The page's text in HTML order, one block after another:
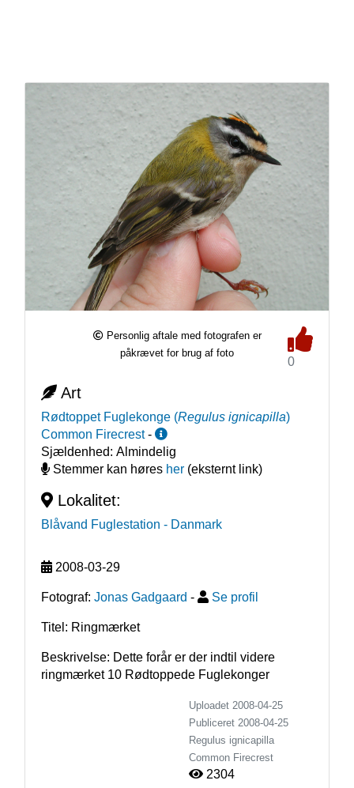
Personlig aftale med fotografen er
påkrævet for brug af foto
0
Art
Rødtoppet Fuglekonge (Regulus ignicapilla)
Common Firecrest -
Sjældenhed: Almindelig
Stemmer kan høres her(eksternt link)
Lokalitet:
Blåvand Fuglestation - Danmark
2008-03-29
Fotograf: Jonas Gadgaard - Se profil
Titel: Ringmærket
Beskrivelse: Dette forår er der indtil videre
ringmærket 10 Rødtoppede Fuglekonger
Uploadet 2008-04-25
Publiceret 2008-04-25
Regulus ignicapilla
Common Firecrest
2304